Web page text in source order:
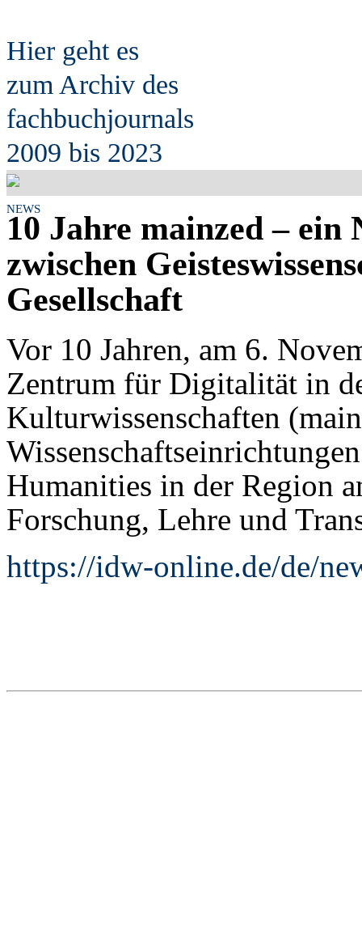
Hier geht es
zum Archiv des
fachbuchjournals
2009 bis 2023
NEWS
10 Jahre mainzed – ein
zwischen
Gesellschaft
Vor 10 Jahren, am 6.
Zentrum für Digitalität in
Kulturwissenschaften
Humanities in der Region
Forschung, Lehre und
https://idw-online.de/de/